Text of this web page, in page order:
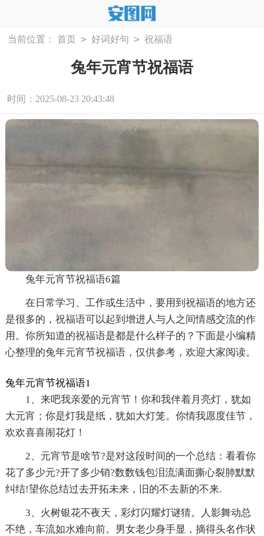
当前位置： 首页 > 好词好句 > 祝福语
兔年元宵节祝福语
时间：2025-08-23 20:43:48
兔年元宵节祝福语6篇
在日常学习、工作或生活中，要用到祝福语的地方还
是很多的，祝福语可以起到增进人与人之间情感交流的作
用。你所知道的祝福语是都是什么样子的？下面是小编精
心整理的兔年元宵节祝福语，仅供参考，欢迎大家阅读。
兔年元宵节祝福语1
1、来吧我亲爱的元宵节！你和我伴着月亮灯，犹如
大元宵；你是灯我是纸，犹如大灯笼。你情我愿度佳节，
欢欢喜喜闹花灯！
2、元宵节是啥节?是对这段时间的一个总结：看看你
花了多少元?开了多少销?数数钱包泪流满面撕心裂肺默默
纠结!望你总结过去开拓未来，旧的不去新的不来.
3、火树银花不夜天，彩灯闪耀灯谜猜。人影舞动总
不绝，车流如水难向前。男女老少身手显，摘得头名作状